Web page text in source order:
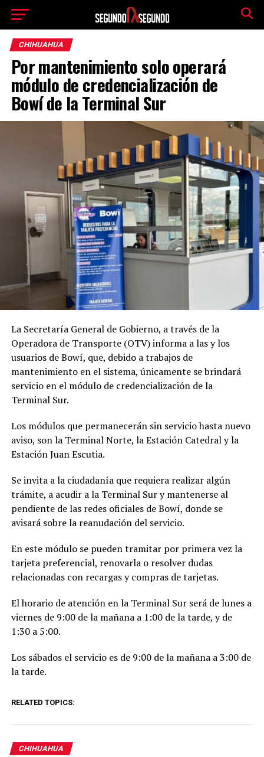
CHIHUAHUA
Por mantenimiento solo operará
módulo de credencialización de
Bowí de la Terminal Sur
La Secretaría General de Gobierno, a través de la
Operadora de Transporte (OTV) informa a las y los
usuarios de Bowí, que, debido a trabajos de
mantenimiento en el sistema, únicamente se brindará
servicio en el módulo de credencialización de la
Terminal Sur.
Los módulos que permanecerán sin servicio hasta nuevo
aviso, son la Terminal Norte, la Estación Catedral y la
Estación Juan Escutia.
Se invita a la ciudadanía que requiera realizar algún
trámite, a acudir a la Terminal Sur y mantenerse al
pendiente de las redes oficiales de Bowí, donde se
avisará sobre la reanudación del servicio.
En este módulo se pueden tramitar por primera vez la
tarjeta preferencial, renovarla o resolver dudas
relacionadas con recargas y compras de tarjetas.
El horario de atención en la Terminal Sur será de lunes a
viernes de 9:00 de la mañana a 1:00 de la tarde, y de
1:30 a 5:00.
Los sábados el servicio es de 9:00 de la mañana a 3:00 de
la tarde.
RELATED TOPICS:
CHIHUAHUA